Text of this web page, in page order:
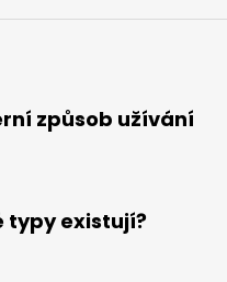
způsob užívání
typy existují?